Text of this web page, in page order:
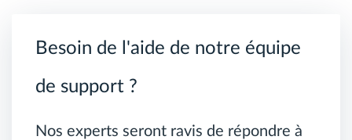
Besoin de l'aide de notre équipe
de support ?
Nos experts seront ravis de répondre à